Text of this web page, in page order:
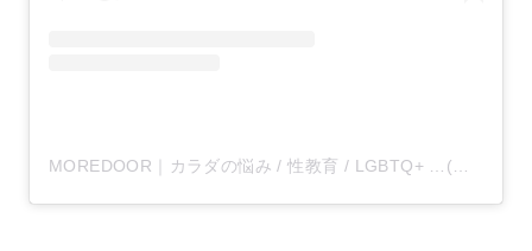
MOREDOOR｜カラダの悩み / 性教育 / LGBTQ+ …(@moredoor_official)がシェアした投稿